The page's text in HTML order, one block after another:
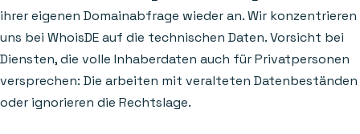
ihrer eigenen Domainabfrage wieder an. Wir konzentrieren
uns bei WhoisDE auf die technischen Daten. Vorsicht bei
Diensten, die volle Inhaberdaten auch für Privatpersonen
versprechen: Die arbeiten mit veralteten Datenbeständen
oder ignorieren die Rechtslage.